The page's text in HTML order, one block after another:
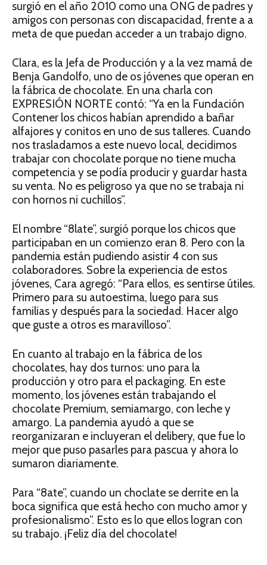
surgió en el año 2010 como una ONG de padres y
amigos con personas con discapacidad, frente a a
meta de que puedan acceder a un trabajo digno.
Clara, es la Jefa de Producción y a la vez mamá de
Benja Gandolfo, uno de os jóvenes que operan en
la fábrica de chocolate. En una charla con
EXPRESIÓN NORTE contó: “Ya en la Fundación
Contener los chicos habían aprendido a bañar
alfajores y conitos en uno de sus talleres. Cuando
nos trasladamos a este nuevo local, decidimos
trabajar con chocolate porque no tiene mucha
competencia y se podía producir y guardar hasta
su venta. No es peligroso ya que no se trabaja ni
con hornos ni cuchillos”.
El nombre “8late”, surgió porque los chicos que
participaban en un comienzo eran 8. Pero con la
pandemia están pudiendo asistir 4 con sus
colaboradores. Sobre la experiencia de estos
jóvenes, Cara agregó: “Para ellos, es sentirse útiles.
Primero para su autoestima, luego para sus
familias y después para la sociedad. Hacer algo
que guste a otros es maravilloso”.
En cuanto al trabajo en la fábrica de los
chocolates, hay dos turnos: uno para la
producción y otro para el packaging. En este
momento, los jóvenes están trabajando el
chocolate Premium, semiamargo, con leche y
amargo. La pandemia ayudó a que se
reorganizaran e incluyeran el delibery, que fue lo
mejor que puso pasarles para pascua y ahora lo
sumaron diariamente.
Para “8ate”, cuando un choclate se derrite en la
boca significa que está hecho con mucho amor y
profesionalismo”. Esto es lo que ellos logran con
su trabajo. ¡Feliz día del chocolate!